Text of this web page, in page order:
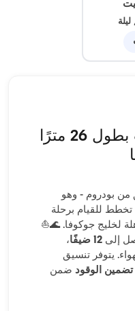
ليلة
بودروم – جوكوفا: يخت بطول 26 مترًا
من بودروم - وهو
تخطط للقيام برحلة
لخليج جوكوفا. 🌊⛵
إلى 12 ضيفًا
،
يتوفر تنسيق
تضمين الوقود ضمن